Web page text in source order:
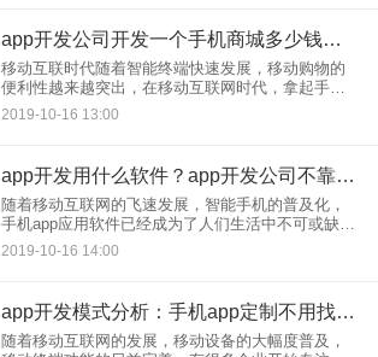
app开发公司开发一个手机商城多少钱？分享五个商城app模板
移动互联时代随着智能终端快速发展，移动购物的
便利性越来越突出，在移动互联网时代，拿起手机
就可以购买消费，手机商城app开发一时间也成为了
热的项目。不过我们知道，手机商城app包含的功能
2019-10-16 13:00
app开发用什么软件？app开发公司不靠谱，app开发自己上手搞定！
随着移动互联网的飞速发展，智能手机的普及化，
手机app应用软件已经成为了人们生活中不可或缺的
一部分，app开发行业也是一片火热。app开发炙手
可热，很多朋友都想开发一个自己的app，甚至很多
2019-10-16 14:00
app开发模式分析：手机app定制不用找app开发公司了！
随着移动互联网的发展，移动设备的大幅度普及，